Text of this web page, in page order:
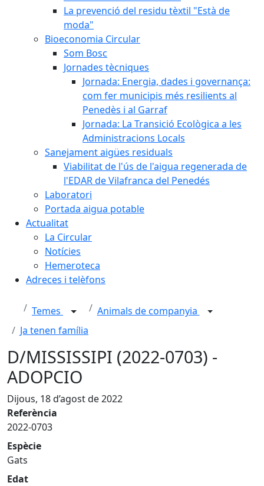
La prevenció del residu tèxtil "Està de
moda"
Bioeconomia Circular
Som Bosc
Jornades tècniques
Jornada: Energia, dades i governança:
com fer municipis més resilients al
Penedès i al Garraf
Jornada: La Transició Ecològica a les
Administracions Locals
Sanejament aigües residuals
Viabilitat de l'ús de l'aigua regenerada de
l'EDAR de Vilafranca del Penedés
Laboratori
Portada aigua potable
Actualitat
La Circular
Notícies
Hemeroteca
Adreces i telèfons
Temes
Animals de companyia
Ja tenen família
D/MISSISSIPI (2022-0703) -
ADOPCIO
Dijous, 18 d’agost de 2022
Referència
2022-0703
Espècie
Gats
Edat